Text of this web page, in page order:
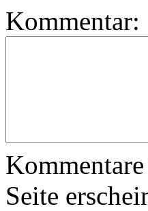
Kommentar:
Seite